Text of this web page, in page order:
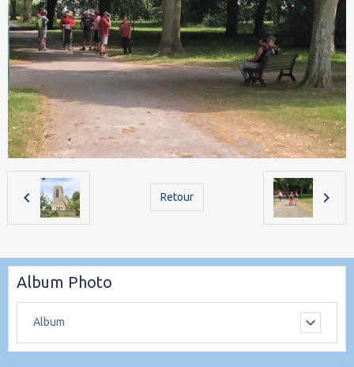
Retour
Album Photo
Album